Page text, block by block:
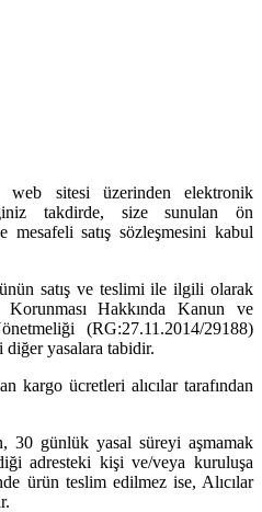
web sitesi üzerinden elektronik
takdirde, size sunulan ön
satış sözleşmesini kabul
satış ve teslimi ile ilgili olarak
Hakkında Kanun ve
(RG:27.11.2014/29188)
yasalara tabidir.
kargo ücretleri alıcılar tarafından
30 günlük yasal süreyi aşmamak
adresteki kişi ve/veya kuruluşa
ürün teslim edilmez ise, Alıcılar